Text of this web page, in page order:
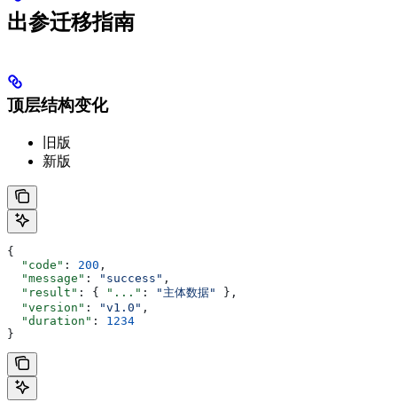
出参迁移指南
顶层结构变化
旧版
新版
{
  "code"
: 200 ,
  "message"
: "success" ,
  "result"
: { "..." : "主体数据"
},
  "version"
: "v1.0" ,
  "duration"
: 1234
}